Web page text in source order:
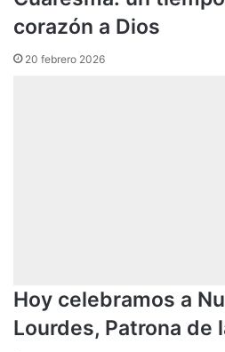
corazón a Dios
20 febrero 2026
Hoy celebramos a
Lourdes, Patrona de